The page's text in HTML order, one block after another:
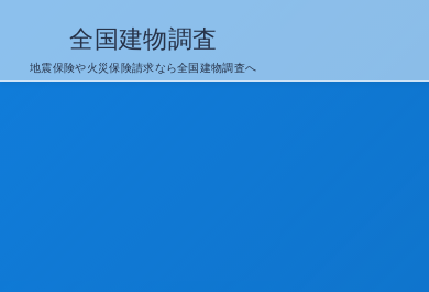
全国建物調査
地震保険や火災保険請求なら全国建物調査へ